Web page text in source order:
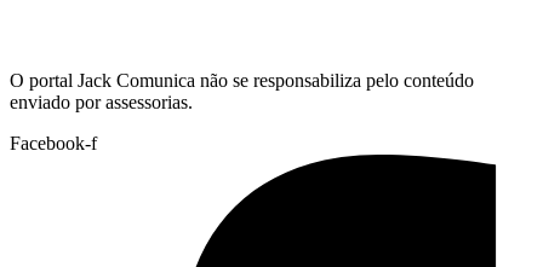
O portal Jack Comunica não se responsabiliza pelo conteúdo
enviado por assessorias.
Facebook-f